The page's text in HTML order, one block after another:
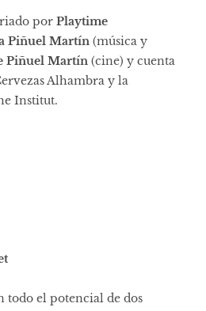
por Playtime
Piñuel Martín (música y
Piñuel Martín (cine) y cuenta
Alhambra y la
Institut.
todo el potencial de dos